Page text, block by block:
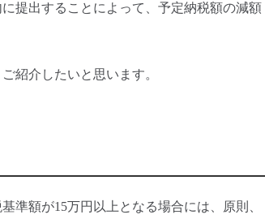
提出することによって、予定納税額の減額
紹介したいと思います。
準額が15万円以上となる場合には、原則、